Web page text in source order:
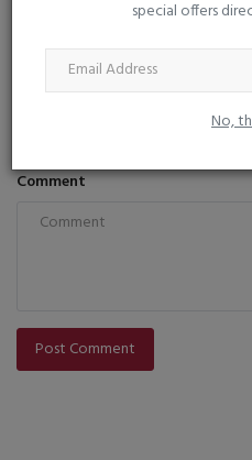
special offers
No,
Email
Comment
Post Comment